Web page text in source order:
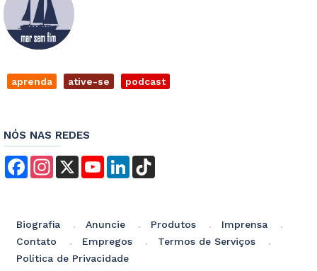
aprenda ative-se podcast
NÓS NAS REDES
FacebookInstagram
X YouTubeLinkedIn
Biografia Anuncie Produtos
Imprensa
Contato
Empregos
Termos de Serviços
Política de Privacidade